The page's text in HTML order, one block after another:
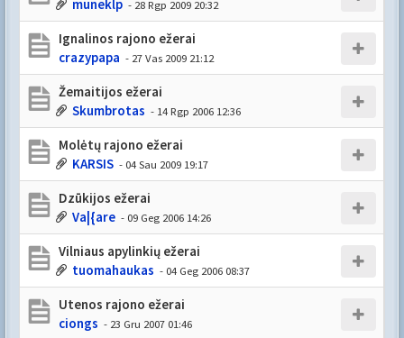
muneklp - 28 Rgp 2009 20:32
Ignalinos rajono ežerai
crazypapa - 27 Vas 2009 21:12
Žemaitijos ežerai
Skumbrotas - 14 Rgp 2006 12:36
Molėtų rajono ežerai
KARSIS - 04 Sau 2009 19:17
Dzūkijos ežerai
Va|{are - 09 Geg 2006 14:26
Vilniaus apylinkių ežerai
tuomahaukas - 04 Geg 2006 08:37
Utenos rajono ežerai
ciongs - 23 Gru 2007 01:46